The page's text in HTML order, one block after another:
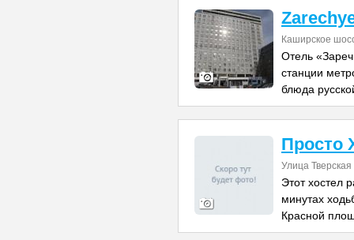
Каширское
Отель
станции
блюда
Просто
Улица Тверская
Этот хостел
минутах
Красной